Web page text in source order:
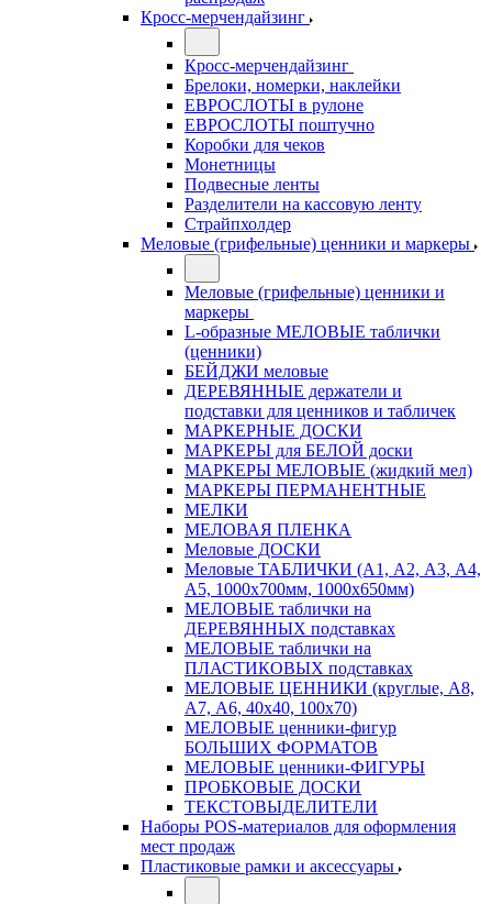
Кросс-мерчендайзинг
Кросс-мерчендайзинг
Брелоки, номерки, наклейки
ЕВРОСЛОТЫ в рулоне
ЕВРОСЛОТЫ поштучно
Коробки для чеков
Монетницы
Подвесные ленты
Разделители на кассовую ленту
Страйпхолдер
Меловые (грифельные) ценники и маркеры
Меловые (грифельные) ценники и
маркеры
L-образные МЕЛОВЫЕ таблички
(ценники)
БЕЙДЖИ меловые
ДЕРЕВЯННЫЕ держатели и
подставки для ценников и табличек
МАРКЕРНЫЕ ДОСКИ
МАРКЕРЫ для БЕЛОЙ доски
МАРКЕРЫ МЕЛОВЫЕ (жидкий мел)
МАРКЕРЫ ПЕРМАНЕНТНЫЕ
МЕЛКИ
МЕЛОВАЯ ПЛЕНКА
Меловые ДОСКИ
Меловые ТАБЛИЧКИ (А1, А2, А3, А4,
А5, 1000х700мм, 1000х650мм)
МЕЛОВЫЕ таблички на
ДЕРЕВЯННЫХ подставках
МЕЛОВЫЕ таблички на
ПЛАСТИКОВЫХ подставках
МЕЛОВЫЕ ЦЕННИКИ (круглые, А8,
А7, А6, 40х40, 100х70)
МЕЛОВЫЕ ценники-фигур
БОЛЬШИХ ФОРМАТОВ
МЕЛОВЫЕ ценники-ФИГУРЫ
ПРОБКОВЫЕ ДОСКИ
ТЕКСТОВЫДЕЛИТЕЛИ
Наборы POS-материалов для оформления
мест продаж
Пластиковые рамки и аксессуары